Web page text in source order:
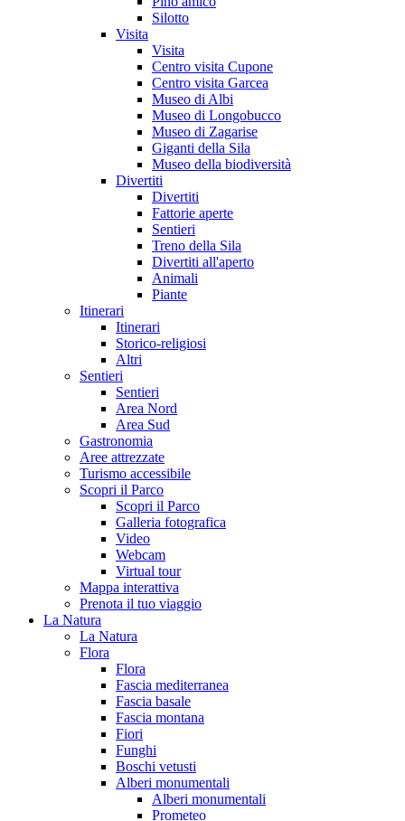
Silotto
Visita
Visita
Centro visita Cupone
Centro visita Garcea
Museo di Albi
Museo di Longobucco
Museo di Zagarise
Giganti della Sila
Museo della biodiversità
Divertiti
Divertiti
Fattorie aperte
Sentieri
Treno della Sila
Divertiti all'aperto
Animali
Piante
Itinerari
Itinerari
Storico-religiosi
Altri
Sentieri
Sentieri
Area Nord
Area Sud
Gastronomia
Aree attrezzate
Turismo accessibile
Scopri il Parco
Scopri il Parco
Galleria fotografica
Video
Webcam
Virtual tour
Mappa interattiva
Prenota il tuo viaggio
La Natura
La Natura
Flora
Flora
Fascia mediterranea
Fascia basale
Fascia montana
Fiori
Funghi
Boschi vetusti
Alberi monumentali
Alberi monumentali
Prometeo